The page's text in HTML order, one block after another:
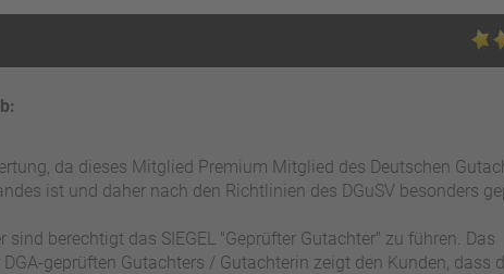
da dieses Mitglied Premium Mitglied des Deutschen
ist und daher nach den Richtlinien des DGuSV besonders
sind berechtigt das SIEGEL "Geprüfter Gutachter" zu führen. Das
geprüften Gutachters / Gutachterin zeigt den Kunden, dass